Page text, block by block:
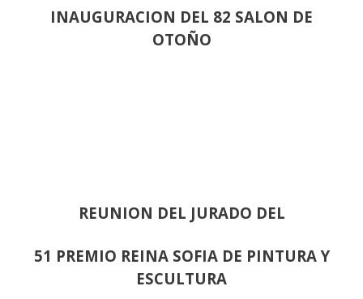
INAUGURACION DEL 82 SALON DE
OTOÑO
REUNION DEL JURADO DEL
51 PREMIO REINA SOFIA DE PINTURA Y
ESCULTURA